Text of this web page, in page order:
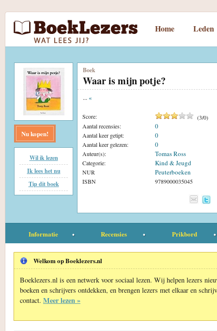
Home Leden
Nu kopen!
Wil ik lezen
Ik lees het nu
Tip dit boek
Boek
Waar is mijn potje?
... «
Score: (3/0)
Aantal recensies:
0
Aantal keer getipt: 0
Aantal keer gelezen: 0
Auteur(s): Tomas Ross
Categorie: Kind & Jeugd
NUR Peuterboeken
ISBN 9789000035045
Informatie Recensies Prikbord
Welkom op Boeklezers.nl
Boeklezers.nl is een netwerk voor sociaal lezen. Wij helpen lezers
boeken en schrijvers ontdekken, en brengen lezers met elkaar en
contact. Meer lezen »